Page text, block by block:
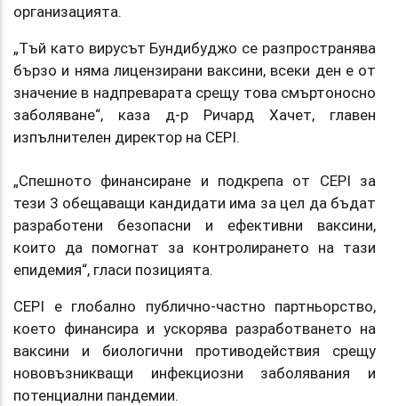
организацията.
„Тъй като вирусът Бундибуджо се разпространява
бързо и няма лицензирани ваксини, всеки ден е от
значение в надпреварата срещу това смъртоносно
заболяване“, каза д-р Ричард Хачет, главен
изпълнителен директор на CEPI.
„Спешното финансиране и подкрепа от CEPI за
тези 3 обещаващи кандидати има за цел да бъдат
разработени безопасни и ефективни ваксини,
които да помогнат за контролирането на тази
епидемия“, гласи позицията.
CEPI е глобално публично-частно партньорство,
което финансира и ускорява разработването на
ваксини и биологични противодействия срещу
нововъзникващи инфекциозни заболявания и
потенциални пандемии.